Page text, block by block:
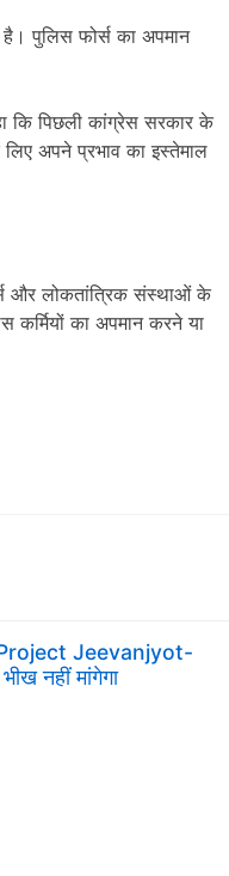
पुलिस फोर्स का अपमान
कि पिछली कांग्रेस सरकार के
लिए अपने प्रभाव का इस्तेमाल
और लोकतांत्रिक संस्थाओं के
का अपमान करने या
Jeevanjyot-
नहीं मांगेगा